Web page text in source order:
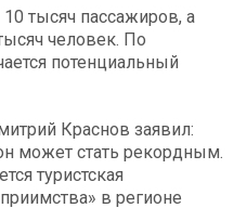
тысяч пассажиров, а
человек. По
потенциальный
Краснов заявил:
может стать рекордным.
туристская
в регионе